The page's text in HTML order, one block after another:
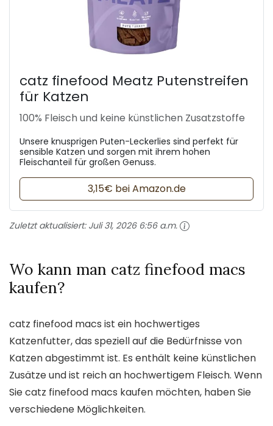
catz finefood Meatz Putenstreifen
für Katzen
100% Fleisch und keine künstlichen Zusatzstoffe
Unsere knusprigen Puten-Leckerlies sind perfekt für
sensible Katzen und sorgen mit ihrem hohen
Fleischanteil für großen Genuss.
3,15€ bei Amazon.de
Zuletzt aktualisiert: Juli 31, 2026 6:56 a.m.
Wo kann man catz finefood macs
kaufen?
catz finefood macs ist ein hochwertiges
Katzenfutter, das speziell auf die Bedürfnisse von
Katzen abgestimmt ist. Es enthält keine künstlichen
Zusätze und ist reich an hochwertigem Fleisch. Wenn
Sie catz finefood macs kaufen möchten, haben Sie
verschiedene Möglichkeiten.